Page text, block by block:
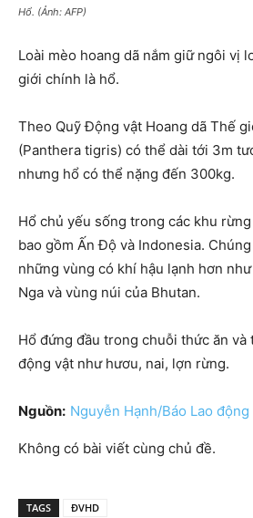
Hổ. (Ảnh: AFP)
Loài mèo hoang dã nắm giữ ngôi vị
giới chính là hổ.
Theo Quỹ Động vật Hoang dã Thế
(Panthera tigris) có thể dài tới 3m
nhưng hổ có thể nặng đến 300kg.
Hổ chủ yếu sống trong các khu
bao gồm Ấn Độ và Indonesia.
những vùng có khí hậu lạnh hơn
Nga và vùng núi của Bhutan.
Hổ đứng đầu trong chuỗi thức ăn và
động vật như hươu, nai, lợn rừng.
Nguồn: Nguyễn Hạnh/Báo Lao động
Không có bài viết cùng chủ đề.
TAGS ĐVHD